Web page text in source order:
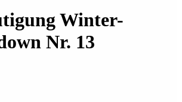
Winter-
Nr. 13